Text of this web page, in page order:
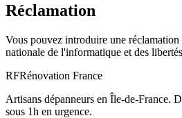
Réclamation
Vous pouvez introduire une
nationale de l'informatique et des
RFRénovation France
Artisans dépanneurs en Île-de-France.
sous 1h en urgence.